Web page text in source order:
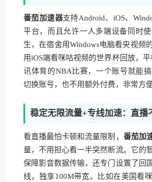
番茄加速器支持Android、iOS、
平台，而且允许一人多端设备同时
生，在宿舍用Windows电脑看央视频
用iOS端看咪咕视频的世界杯回放，
讯体育的NBA比赛，一个账号就能
切换账号，也不用额外付费，非常方便
稳定无限流量+专线加速：直播
看直播最怕卡顿和流量限制， 番茄加
量，不用担心看一半突然断流。它的
保障影音数据传输，还专门设置了回
线，独享100M带宽。比如在美国看